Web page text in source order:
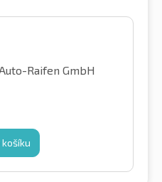
Raifen GmbH